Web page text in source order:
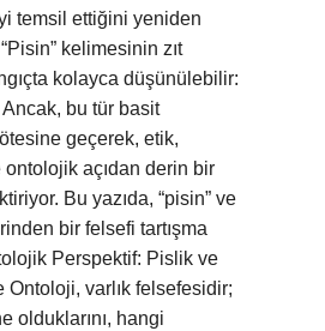
temsil ettiğini yeniden
kelimesinin zıt
kolayca düşünülebilir:
bu tür basit
geçerek, etik,
açıdan derin bir
Bu yazıda, “pisin” ve
bir felsefi tartışma
Perspektif: Pislik ve
Ontoloji, varlık felsefesidir;
olduklarını, hangi